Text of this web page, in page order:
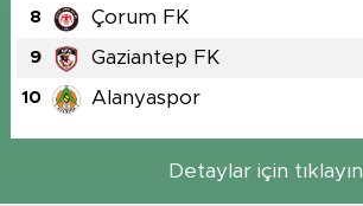
8 Çorum FK
9 Gaziantep FK
10 Alanyaspor
Detaylar için tıklayın